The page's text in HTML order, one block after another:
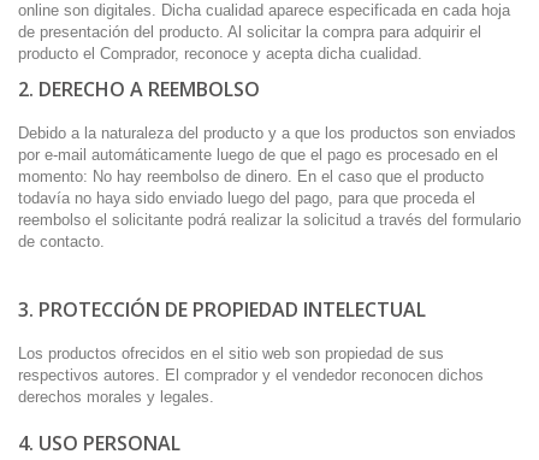
online son digitales. Dicha cualidad aparece especificada en cada hoja
de presentación del producto. Al solicitar la compra para adquirir el
producto el Comprador, reconoce y acepta dicha cualidad.
2. DERECHO A REEMBOLSO
Debido a la naturaleza del producto y a que los productos son enviados
por e-mail automáticamente luego de que el pago es procesado en el
momento: No hay reembolso de dinero. En el caso que el producto
todavía no haya sido enviado luego del pago, para que proceda el
reembolso el solicitante podrá realizar la solicitud a través del formulario
de contacto.
3. PROTECCIÓN DE PROPIEDAD INTELECTUAL
Los productos ofrecidos en el sitio web son propiedad de sus
respectivos autores. El comprador y el vendedor reconocen dichos
derechos morales y legales.
4. USO PERSONAL